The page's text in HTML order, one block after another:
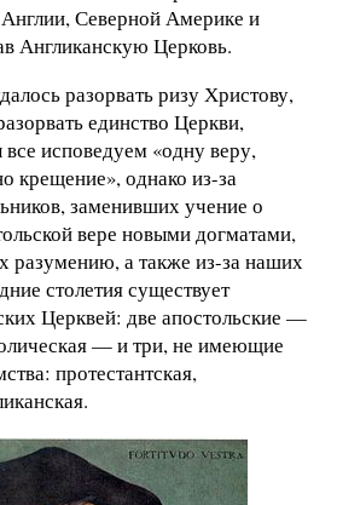
Северной Америке и
Англиканскую Церковь.
разорвать ризу Христову,
единство Церкви,
исповедуем «одну веру,
крещение», однако из-за
заменивших учение о
вере новыми догматами,
разумению, а также из-за наших
столетия существует
Церквей: две апостольские —
— и три, не имеющие
протестантская,